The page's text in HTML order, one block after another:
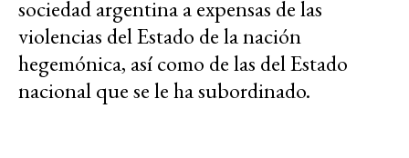
sociedad argentina a expensas de las
violencias del Estado de la nación
hegemónica, así como de las del Estado
nacional que se le ha subordinado.